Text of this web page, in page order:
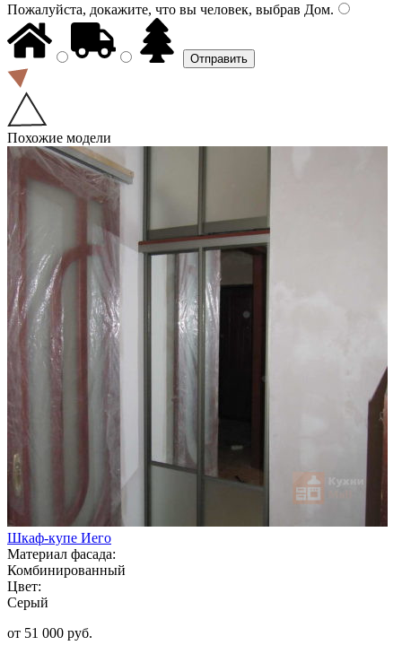
Пожалуйста, докажите, что вы человек, выбрав Дом.
Похожие модели
Шкаф-купе Иего
Материал фасада:
Комбинированный
Цвет:
Серый
от 51 000 руб.